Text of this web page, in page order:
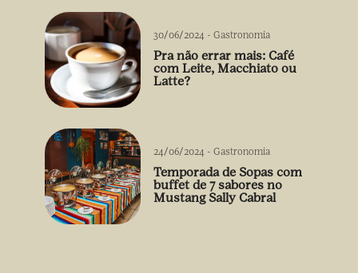
30/06/2024 - Gastronomia
Pra não errar mais: Café
com Leite, Macchiato ou
Latte?
24/06/2024 - Gastronomia
Temporada de Sopas com
buffet de 7 sabores no
Mustang Sally Cabral